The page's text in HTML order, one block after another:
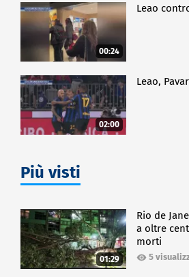
00:24
Leao
02:00
Leao,
Più visti
01:29
Rio de
a oltre
morti
5